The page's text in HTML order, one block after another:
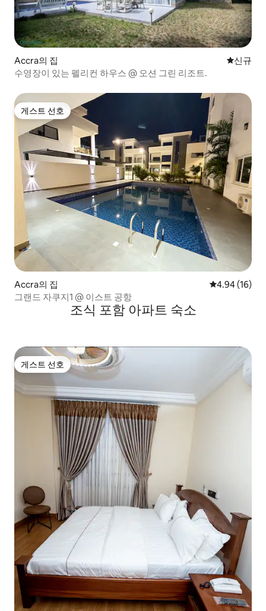
Accra의 집 신규 숙소
신규
수영장이 있는 펠리컨 하우스 @ 오션 그린 리조트.
게스트 선호
게스트 선호
Accra의 집 평점 4.94점(5
4.94 (16)
그랜드 자쿠지1 @ 이스트 공항
조식 포함 아파트 숙소
게스트 선호
게스트 선호